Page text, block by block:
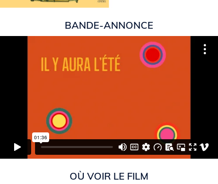
BANDE-ANNONCE
OÙ VOIR LE FILM